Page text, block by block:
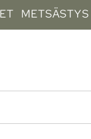
METSÄSTYS